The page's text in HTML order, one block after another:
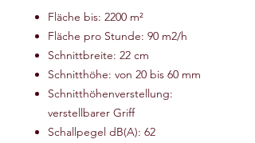
Fläche bis: 2200 m²
Fläche pro Stunde: 90 m2/h
Schnittbreite: 22 cm
Schnitthöhe: von 20 bis 60 mm
Schnitthöhenverstellung:
verstellbarer Griff
Schallpegel dB(A): 62